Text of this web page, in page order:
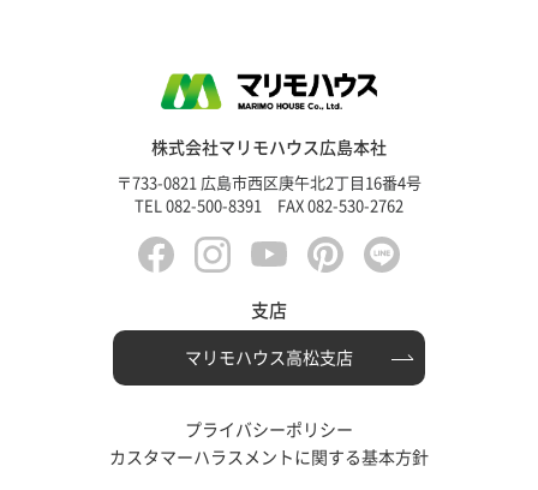
株式会社マリモハウス広島本社
〒733-0821 広島市西区庚午北2丁目16番4号
TEL 082-500-8391 FAX 082-530-2762
支店
マリモハウス高松支店
プライバシーポリシー
カスタマーハラスメントに関する基本方針